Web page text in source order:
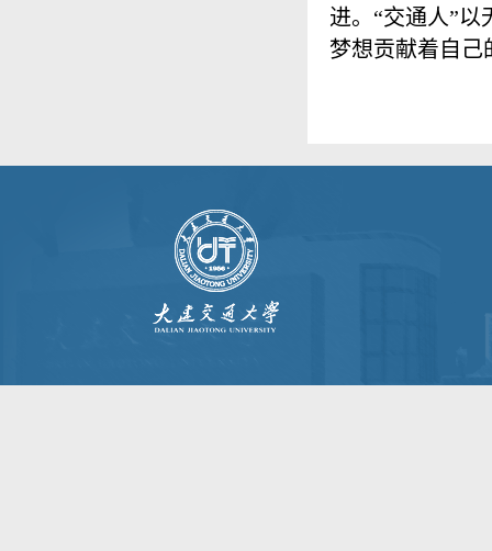
进。 “交通人”
梦想贡献着自己